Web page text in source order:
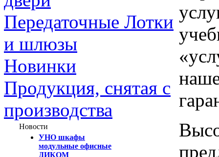
Передаточные Лотки
и шлюзы
Новинки
Продукция, снятая с
производства
Новости
УНО шкафы
модульные офисные
ДИКОМ